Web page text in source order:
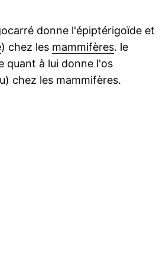
donne l'épiptérigoïde et
) chez les mammifères. le
quant à lui donne l'os
chez les mammifères.